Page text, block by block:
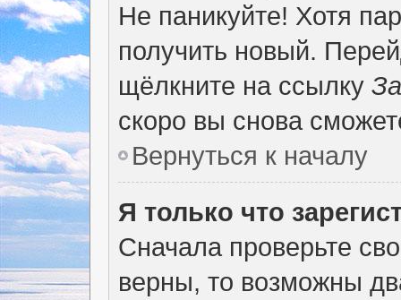
Не паникуйте! Хотя
получить новый.
щёлкните на ссылку
скоро вы снова
Вернуться к началу
Я только что
Сначала проверьте
верны, то возможны